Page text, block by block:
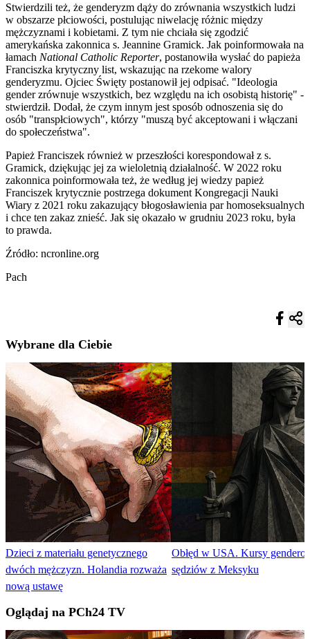
Stwierdzili też, że genderyzm dąży do zrównania wszystkich ludzi
w obszarze płciowości, postulując niwelację różnic między
mężczyznami i kobietami. Z tym nie chciała się zgodzić
amerykańska zakonnica s. Jeannine Gramick. Jak poinformowała na
łamach National Catholic Reporter, postanowiła wysłać do papieża
Franciszka krytyczny list, wskazując na rzekome walory
genderyzmu. Ojciec Święty postanowił jej odpisać. "Ideologia
gender zrównuje wszystkich, bez względu na ich osobistą historię" -
stwierdził. Dodał, że czym innym jest sposób odnoszenia się do
osób "transpłciowych", którzy "muszą być akceptowani i włączani
do społeczeństwa".
Papież Franciszek również w przeszłości korespondował z s.
Gramick, dziękując jej za wieloletnią działalność. W 2022 roku
zakonnica poinformowała też, że według jej wiedzy papież
Franciszek krytycznie postrzega dokument Kongregacji Nauki
Wiary z 2021 roku zakazujący błogosławienia par homoseksualnych
i chce ten zakaz znieść. Jak się okazało w grudniu 2023 roku, była
to prawda.
Źródło: ncronline.org
Pach
Wybrane dla Ciebie
Dzieci z materiału genetycznego
dwóch mężczyzn. Holandia rozważa
nową ustawę
Obłęd w USA. Kursy
sędziów z Meksyku
Oglądaj na PCh24 TV